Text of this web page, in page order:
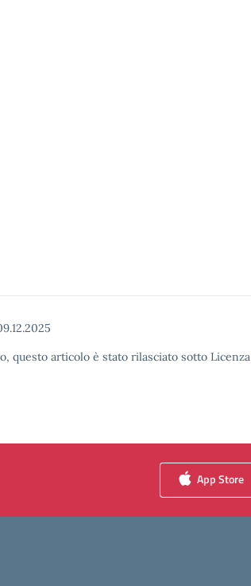
questo articolo è stato rilasciato sotto
App Store